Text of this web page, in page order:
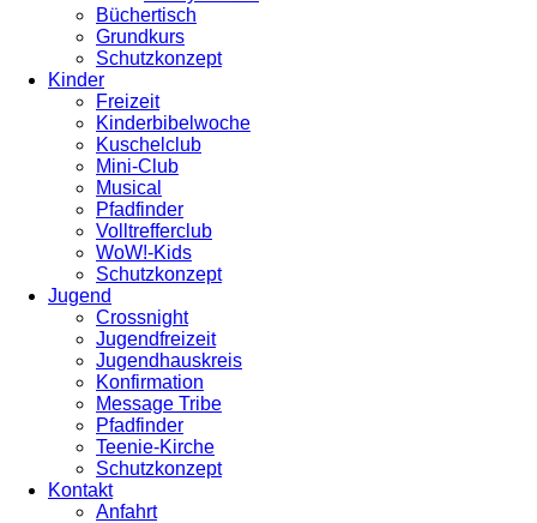
Büchertisch
Grundkurs
Schutzkonzept
Kinder
Freizeit
Kinderbibelwoche
Kuschelclub
Mini-Club
Musical
Pfadfinder
Volltrefferclub
WoW!-Kids
Schutzkonzept
Jugend
Crossnight
Jugendfreizeit
Jugendhauskreis
Konfirmation
Message Tribe
Pfadfinder
Teenie-Kirche
Schutzkonzept
Kontakt
Anfahrt